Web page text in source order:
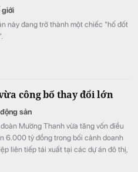
giới
này đang trở thành một chiếc "hố đốt
công bố thay đổi lớn
sản
Mường Thanh vừa tăng vốn điều
6.000 tỷ đồng trong bối cảnh doanh
liên tiếp tái xuất tại các dự án đô thị,